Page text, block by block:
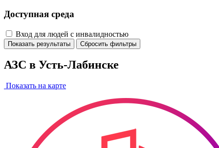
Доступная среда
Вход для людей с инвалидностью
Показать результаты Сбросить фильтры
АЗС в Усть-Лабинске
Показать на карте